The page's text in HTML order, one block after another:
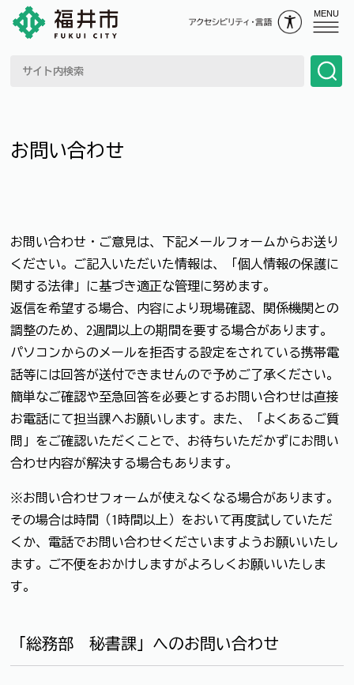
MENU
お問い合わせ
お問い合わせ・ご意見は、下記メールフォームからお送り
ください。ご記入いただいた情報は、「個人情報の保護に
関する法律」に基づき適正な管理に努めます。
返信を希望する場合、内容により現場確認、関係機関との
調整のため、2週間以上の期間を要する場合があります。
パソコンからのメールを拒否する設定をされている携帯電
話等には回答が送付できませんので予めご了承ください。
簡単なご確認や至急回答を必要とするお問い合わせは直接
お電話にて担当課へお願いします。また、「よくあるご質
問」をご確認いただくことで、お待ちいただかずにお問い
合わせ内容が解決する場合もあります。
※お問い合わせフォームが使えなくなる場合があります。
その場合は時間（1時間以上）をおいて再度試していただ
くか、電話でお問い合わせくださいますようお願いいたし
ます。ご不便をおかけしますがよろしくお願いいたしま
す。
「総務部 秘書課」へのお問い合わせ